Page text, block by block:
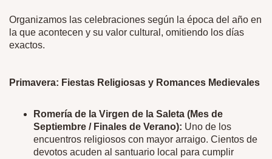
Organizamos las celebraciones según la época del año en
la que acontecen y su valor cultural, omitiendo los días
exactos.
Primavera: Fiestas Religiosas y Romances Medievales
Romería de la Virgen de la Saleta (Mes de
Septiembre / Finales de Verano): Uno de los
encuentros religiosos con mayor arraigo. Cientos de
devotos acuden al santuario local para cumplir